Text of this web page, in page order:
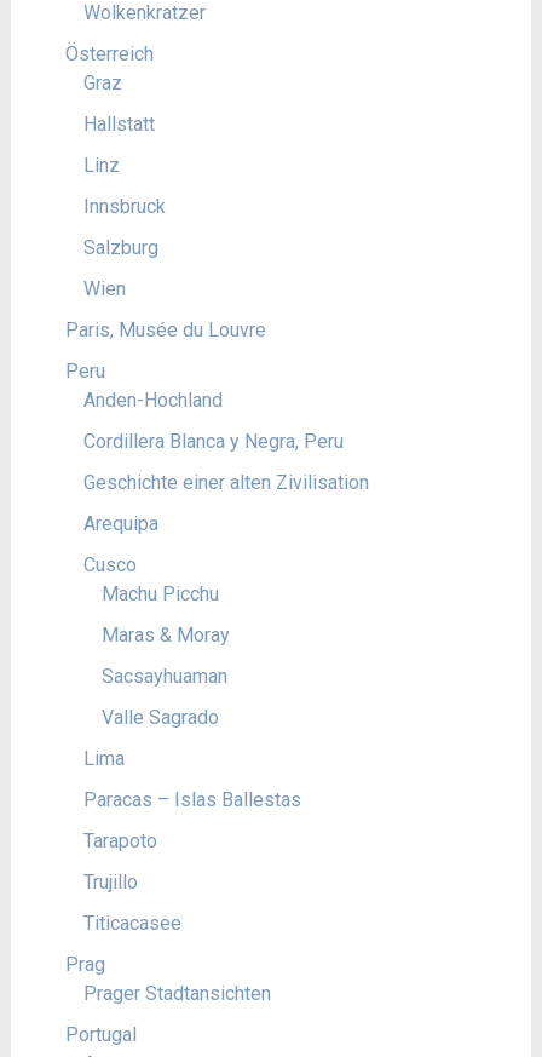
Wolkenkratzer
Österreich
Graz
Hallstatt
Linz
Innsbruck
Salzburg
Wien
Paris, Musée du Louvre
Peru
Anden-Hochland
Cordillera Blanca y Negra, Peru
Geschichte einer alten Zivilisation
Arequipa
Cusco
Machu Picchu
Maras & Moray
Sacsayhuaman
Valle Sagrado
Lima
Paracas – Islas Ballestas
Tarapoto
Trujillo
Titicacasee
Prag
Prager Stadtansichten
Portugal